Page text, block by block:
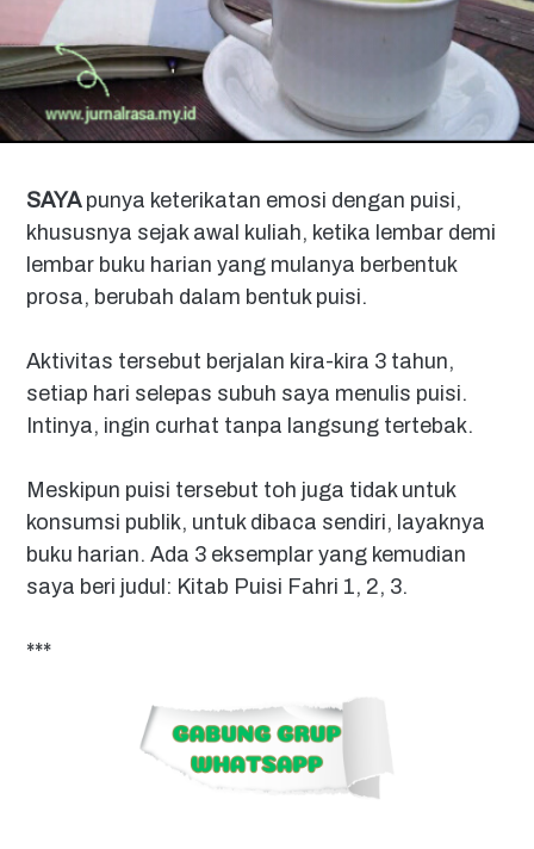
SAYApunya keterikatan emosi dengan puisi,
khususnya sejak awal kuliah, ketika lembar demi
lembar buku harian yang mulanya berbentuk
prosa, berubah dalam bentuk puisi.
Aktivitas tersebut berjalan kira-kira 3 tahun,
setiap hari selepas subuh saya menulis puisi.
Intinya, ingin curhat tanpa langsung tertebak.
Meskipun puisi tersebut toh juga tidak untuk
konsumsi publik, untuk dibaca sendiri, layaknya
buku harian. Ada 3 eksemplar yang kemudian
saya beri judul: Kitab Puisi Fahri 1, 2, 3.
***